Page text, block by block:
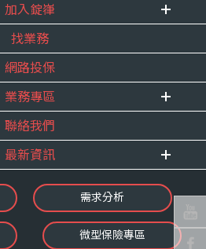
企業資訊
重要事跡
得獎紀錄
服務宣言
合作夥伴
加入錠嵂
內勤招聘
精英招募
年度增員計畫
找業務
網路投保
業務專區
E 線資源網
聯絡我們
最新資訊
最新消息
錠嵂焦點
影音頻道
需求分析
微型保險專區